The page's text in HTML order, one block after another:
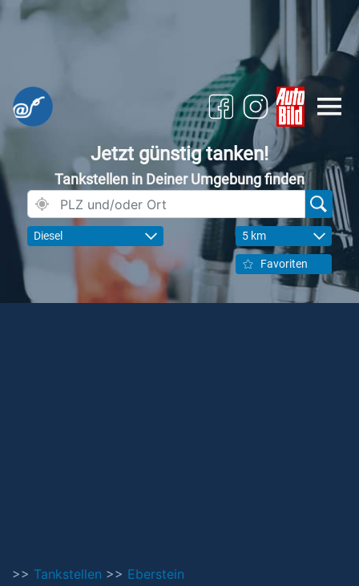
Jetzt günstig tanken!
Tankstellen in Deiner Umgebung finden
Diesel 5 km
Favoriten
>> Tankstellen >> Eberstein